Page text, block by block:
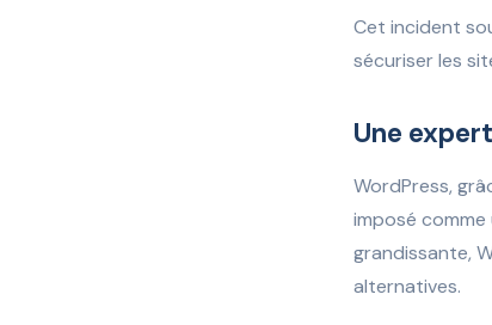
Cet incident
sécuriser les
Une
WordPress,
imposé
grandissante,
alternatives.